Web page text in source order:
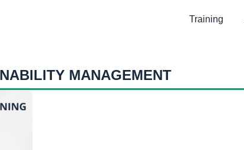
Training
MANAGEMENT